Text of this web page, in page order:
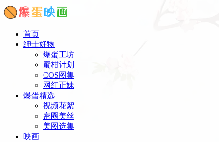
首页
绅士好物
爆蛋工坊
蜜柑计划
COS图集
网红正妹
爆蛋精选
视频花絮
密圈美丝
美图选集
映画